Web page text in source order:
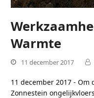
Warmte
11 december 2017
11 december 2017 -
Zonnestein